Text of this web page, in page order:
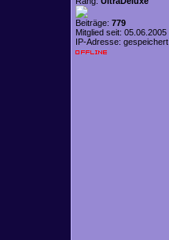
Beiträge: 779
Mitglied seit: 05.06.2005
IP-Adresse: gespeichert